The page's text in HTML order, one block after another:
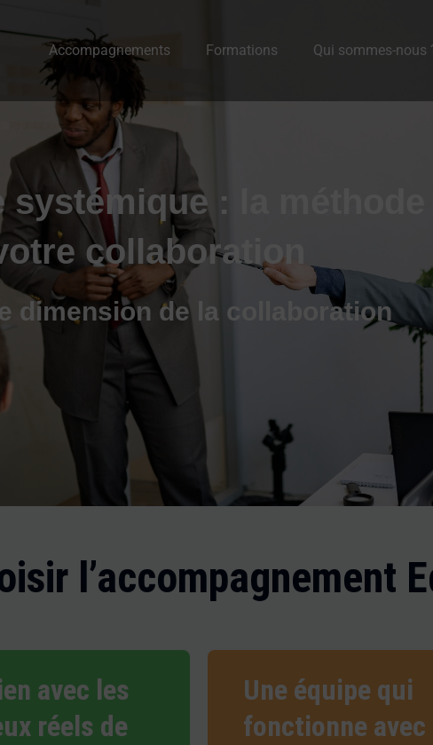
Accompagnements Formations Qui sommes-nous
: la méthode
collaboration
dimension de la collaboration
l’accompagnement
avec les
réels de
Une équipe qui
fonctionne avec